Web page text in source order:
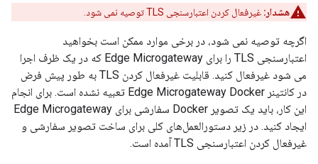
هشدار: غیرفعال کردن اعتبارسنجی TLS توصیه نمی شود.
اگرچه توصیه نمی شود، در برخی موارد ممکن است بخواهید
اعتبارسنجی TLS را برای Edge Microgateway که در یک ظرف اجرا
می شود غیرفعال کنید. قابلیت غیرفعال کردن TLS به طور پیش فرض
در کانتینر Edge Microgateway Docker تعبیه نشده است. برای انجام
این کار، باید یک تصویر Docker سفارشی برای Edge Microgateway
ایجاد کنید. در زیر دستورالعمل‌های کلی برای ساخت تصویر سفارشی و
غیرفعال کردن اعتبارسنجی TLS آمده است.